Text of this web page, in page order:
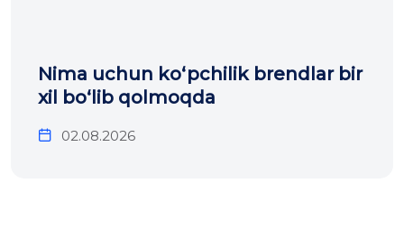
Nima uchun ko‘pchilik brendlar bir
xil bo‘lib qolmoqda
02.08.2026